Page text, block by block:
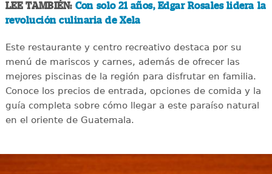
LEE TAMBIÉN: Con solo 21 años, Edgar Rosales lidera la
revolución culinaria de Xela
Este restaurante y centro recreativo destaca por su
menú de mariscos y carnes, además de ofrecer las
mejores piscinas de la región para disfrutar en familia.
Conoce los precios de entrada, opciones de comida y la
guía completa sobre cómo llegar a este paraíso natural
en el oriente de Guatemala.